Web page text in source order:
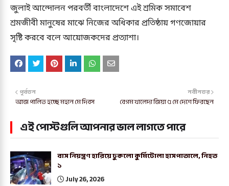
জুলাই আন্দোলন পরবর্তী বাংলাদেশে এই শ্রমিক সমাবেশ
শ্রমজীবী মানুষের মাঝে নিজের অধিকার প্রতিষ্ঠায় গণজোয়ার
সৃষ্টি করবে বলে আয়োজকদের প্রত্যাশা।
নবীনতর
বেগম খালেদা জিয়া ৫ মে দেশে ফিরছেন
পূর্বতন
আজ পালিত হচ্ছে মহান মে দিবস
এই পোস্টগুলি আপনার ভাল লাগতে পারে
বাস নিয়ন্ত্রণ হারিয়ে ঢুকলো কুর্মিটোলা হাসপাতালে, নিহত
১
July 26, 2026